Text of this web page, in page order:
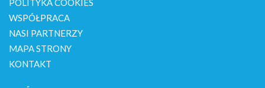
POLITYKA COOKIES
WSPÓŁPRACA
NASI PARTNERZY
MAPA STRONY
KONTAKT